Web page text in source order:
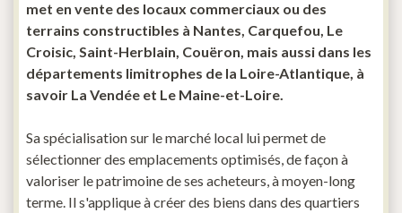
met en vente des locaux commerciaux ou des
terrains constructibles à Nantes, Carquefou, Le
Croisic, Saint-Herblain, Couëron, mais aussi dans les
départements limitrophes de la Loire-Atlantique, à
savoir La Vendée et Le Maine-et-Loire.
Sa spécialisation sur le marché local lui permet de
sélectionner des emplacements optimisés, de façon à
valoriser le patrimoine de ses acheteurs, à moyen-long
terme. Il s'applique à créer des biens dans des quartiers